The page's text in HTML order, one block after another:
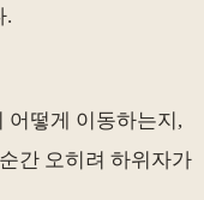
.
어떻게 이동하는지,
간 오히려 하위자가